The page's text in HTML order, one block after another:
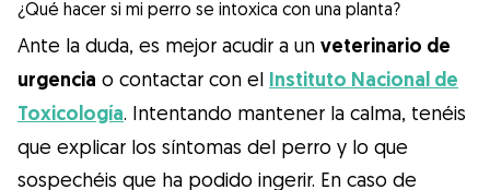
¿Qué hacer si mi perro se intoxica con una planta?
Ante la duda, es mejor acudir a un veterinario de
urgencia o contactar con el Instituto Nacional de
Toxicología. Intentando mantener la calma, tenéis
que explicar los síntomas del perro y lo que
sospechéis que ha podido ingerir. En caso de